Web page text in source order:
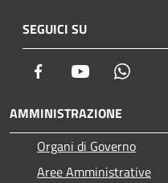
SEGUICI SU
Facebook Youtube
AMMINISTRAZIONE
Organi di Governo
Aree Amministrative